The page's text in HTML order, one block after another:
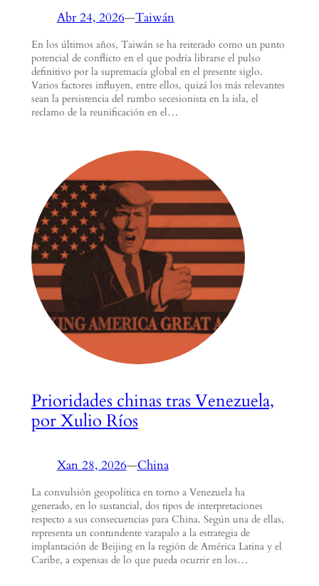
Abr 24, 2026—Taiwán
En los últimos años, Taiwán se ha reiterado como un punto
potencial de conflicto en el que podría librarse el pulso
definitivo por la supremacía global en el presente siglo.
Varios factores influyen, entre ellos, quizá los más relevantes
sean la persistencia del rumbo secesionista en la isla, el
reclamo de la reunificación en el…
Prioridades chinas tras Venezuela,
por Xulio Ríos
Xan 28, 2026—China
La convulsión geopolítica en torno a Venezuela ha
generado, en lo sustancial, dos tipos de interpretaciones
respecto a sus consecuencias para China. Según una de ellas,
representa un contundente varapalo a la estrategia de
implantación de Beijing en la región de América Latina y el
Caribe, a expensas de lo que pueda ocurrir en los…